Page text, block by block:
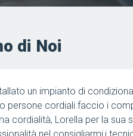
di Noi
azienda, puntuali e veloci.
Buffa